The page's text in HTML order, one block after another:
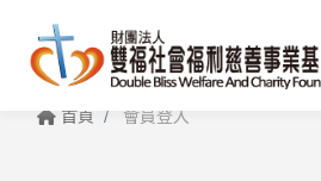
首頁 會員登入